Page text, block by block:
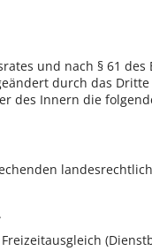
und nach § 61 des
durch das Dritte
des Innern die